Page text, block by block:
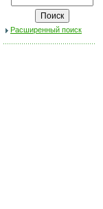
Расширенный поиск